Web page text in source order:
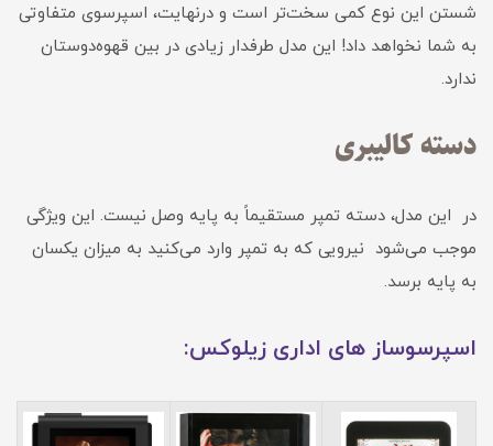
شستن این نوع کمی سخت‌تر است و درنهایت، اسپرسوی متفاوتی
به شما نخواهد داد! این مدل طرفدار زیادی در بین قهوه‌دوستان
ندارد.
دسته کالیبری
در این مدل، دسته تمپر مستقیماً به پایه وصل نیست. این ویژگی
موجب می‌شود نیرویی که به تمپر وارد می‌کنید به میزان یکسان
به پایه برسد.
اسپرسوساز های اداری زیلوکس: